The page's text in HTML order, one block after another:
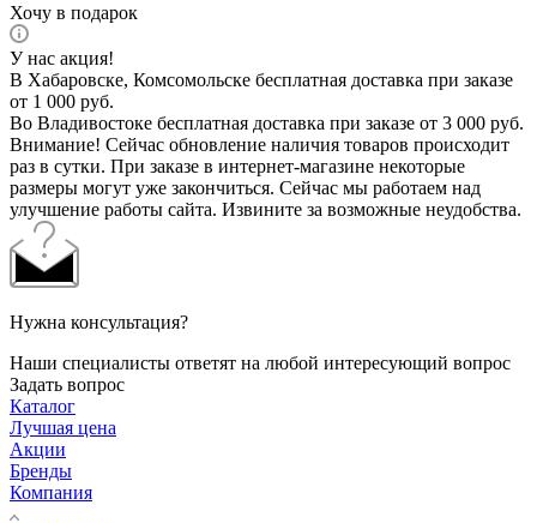
Хочу в подарок
У нас акция!
В Хабаровске, Комсомольске бесплатная доставка при заказе
от 1 000 руб.
Во Владивостоке бесплатная доставка при заказе от 3 000 руб.
Внимание! Сейчас обновление наличия товаров происходит
раз в сутки. При заказе в интернет-магазине некоторые
размеры могут уже закончиться. Сейчас мы работаем над
улучшение работы сайта. Извините за возможные неудобства.
Нужна консультация?
Наши специалисты ответят на любой интересующий вопрос
Задать вопрос
Каталог
Лучшая цена
Акции
Бренды
Компания